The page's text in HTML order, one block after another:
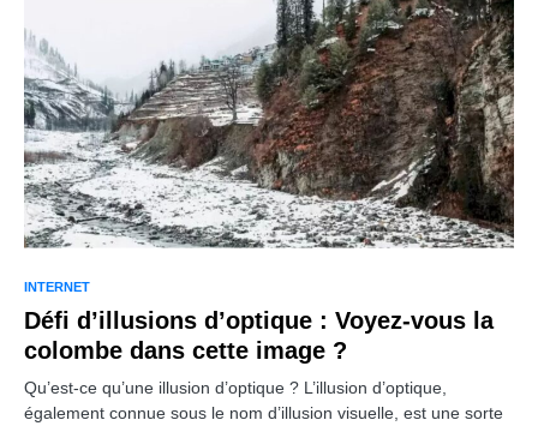
INTERNET
Défi d’illusions d’optique : Voyez-vous la
colombe dans cette image ?
Qu’est-ce qu’une illusion d’optique ? L’illusion d’optique,
également connue sous le nom d’illusion visuelle, est une sorte